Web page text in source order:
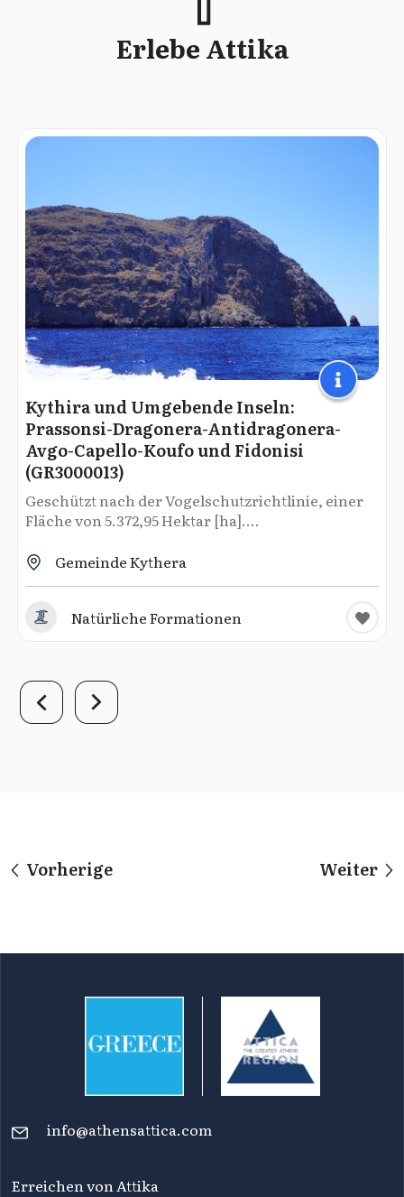
Erlebe Attika
Kythira und Umgebende Inseln:
Prassonsi-Dragonera-Antidragonera-
Avgo-Capello-Koufo und Fidonisi
(GR3000013)
Geschützt nach der Vogelschutzrichtlinie, einer
Fläche von 5.372,95 Hektar [ha]....
Gemeinde Kythera
Natürliche Formationen
Vorherige Weiter
info@athensattica.com
Erreichen von Attika